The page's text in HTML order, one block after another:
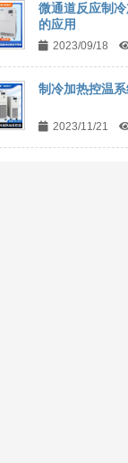
微通道反应制
的应用
2023/09/18
制冷加热控温
2023/11/21